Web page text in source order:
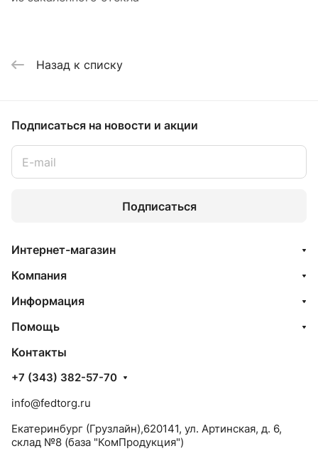
Назад к списку
Подписаться на новости и акции
Подписаться
Интернет-магазин
Компания
Информация
Помощь
Контакты
+7 (343) 382-57-70
info@fedtorg.ru
Екатеринбург (Грузлайн),620141, ул. Артинская, д. 6,
склад №8 (база "КомПродукция")